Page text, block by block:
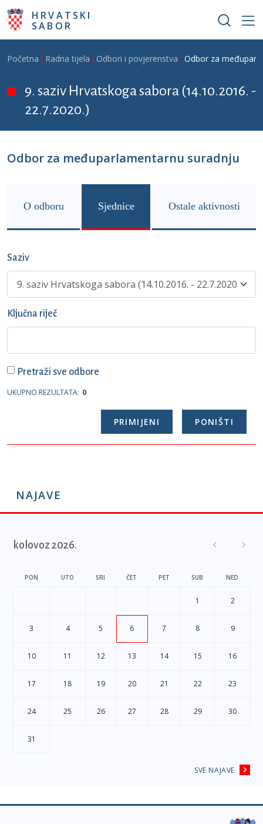
Skoči na glavni sadržaj
HRVATSKI
SABOR
Breadcrumb
Početna Radna tijela Odbori i povjerenstva Odbor za
9. saziv Hrvatskoga sabora (14.10.2016. -
22.7.2020.)
Odbor za međuparlamentarnu suradnju
O odboru Sjednice Ostale aktivnosti
Saziv
Ključna riječ
Pretraži sve odbore
UKUPNO REZULTATA: 0
NAJAVE
kolovoz 2026.
PON UTO SRI ČET PET SUB NED
1 2
3 4 5 6 7 8 9
10 11 12 13 14 15 16
17 18 19 20 21 22 23
24 25 26 27 28 29 30
31
SVE NAJAVE